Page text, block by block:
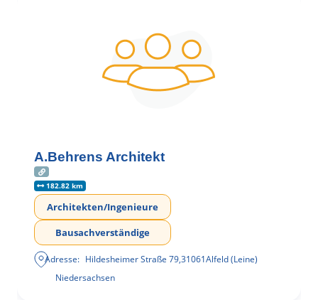
A.Behrens Architekt
182.82 km
Architekten/Ingenieure
Bausachverständige
Adresse: Hildesheimer Straße 79,31061Alfeld (Leine)
Niedersachsen